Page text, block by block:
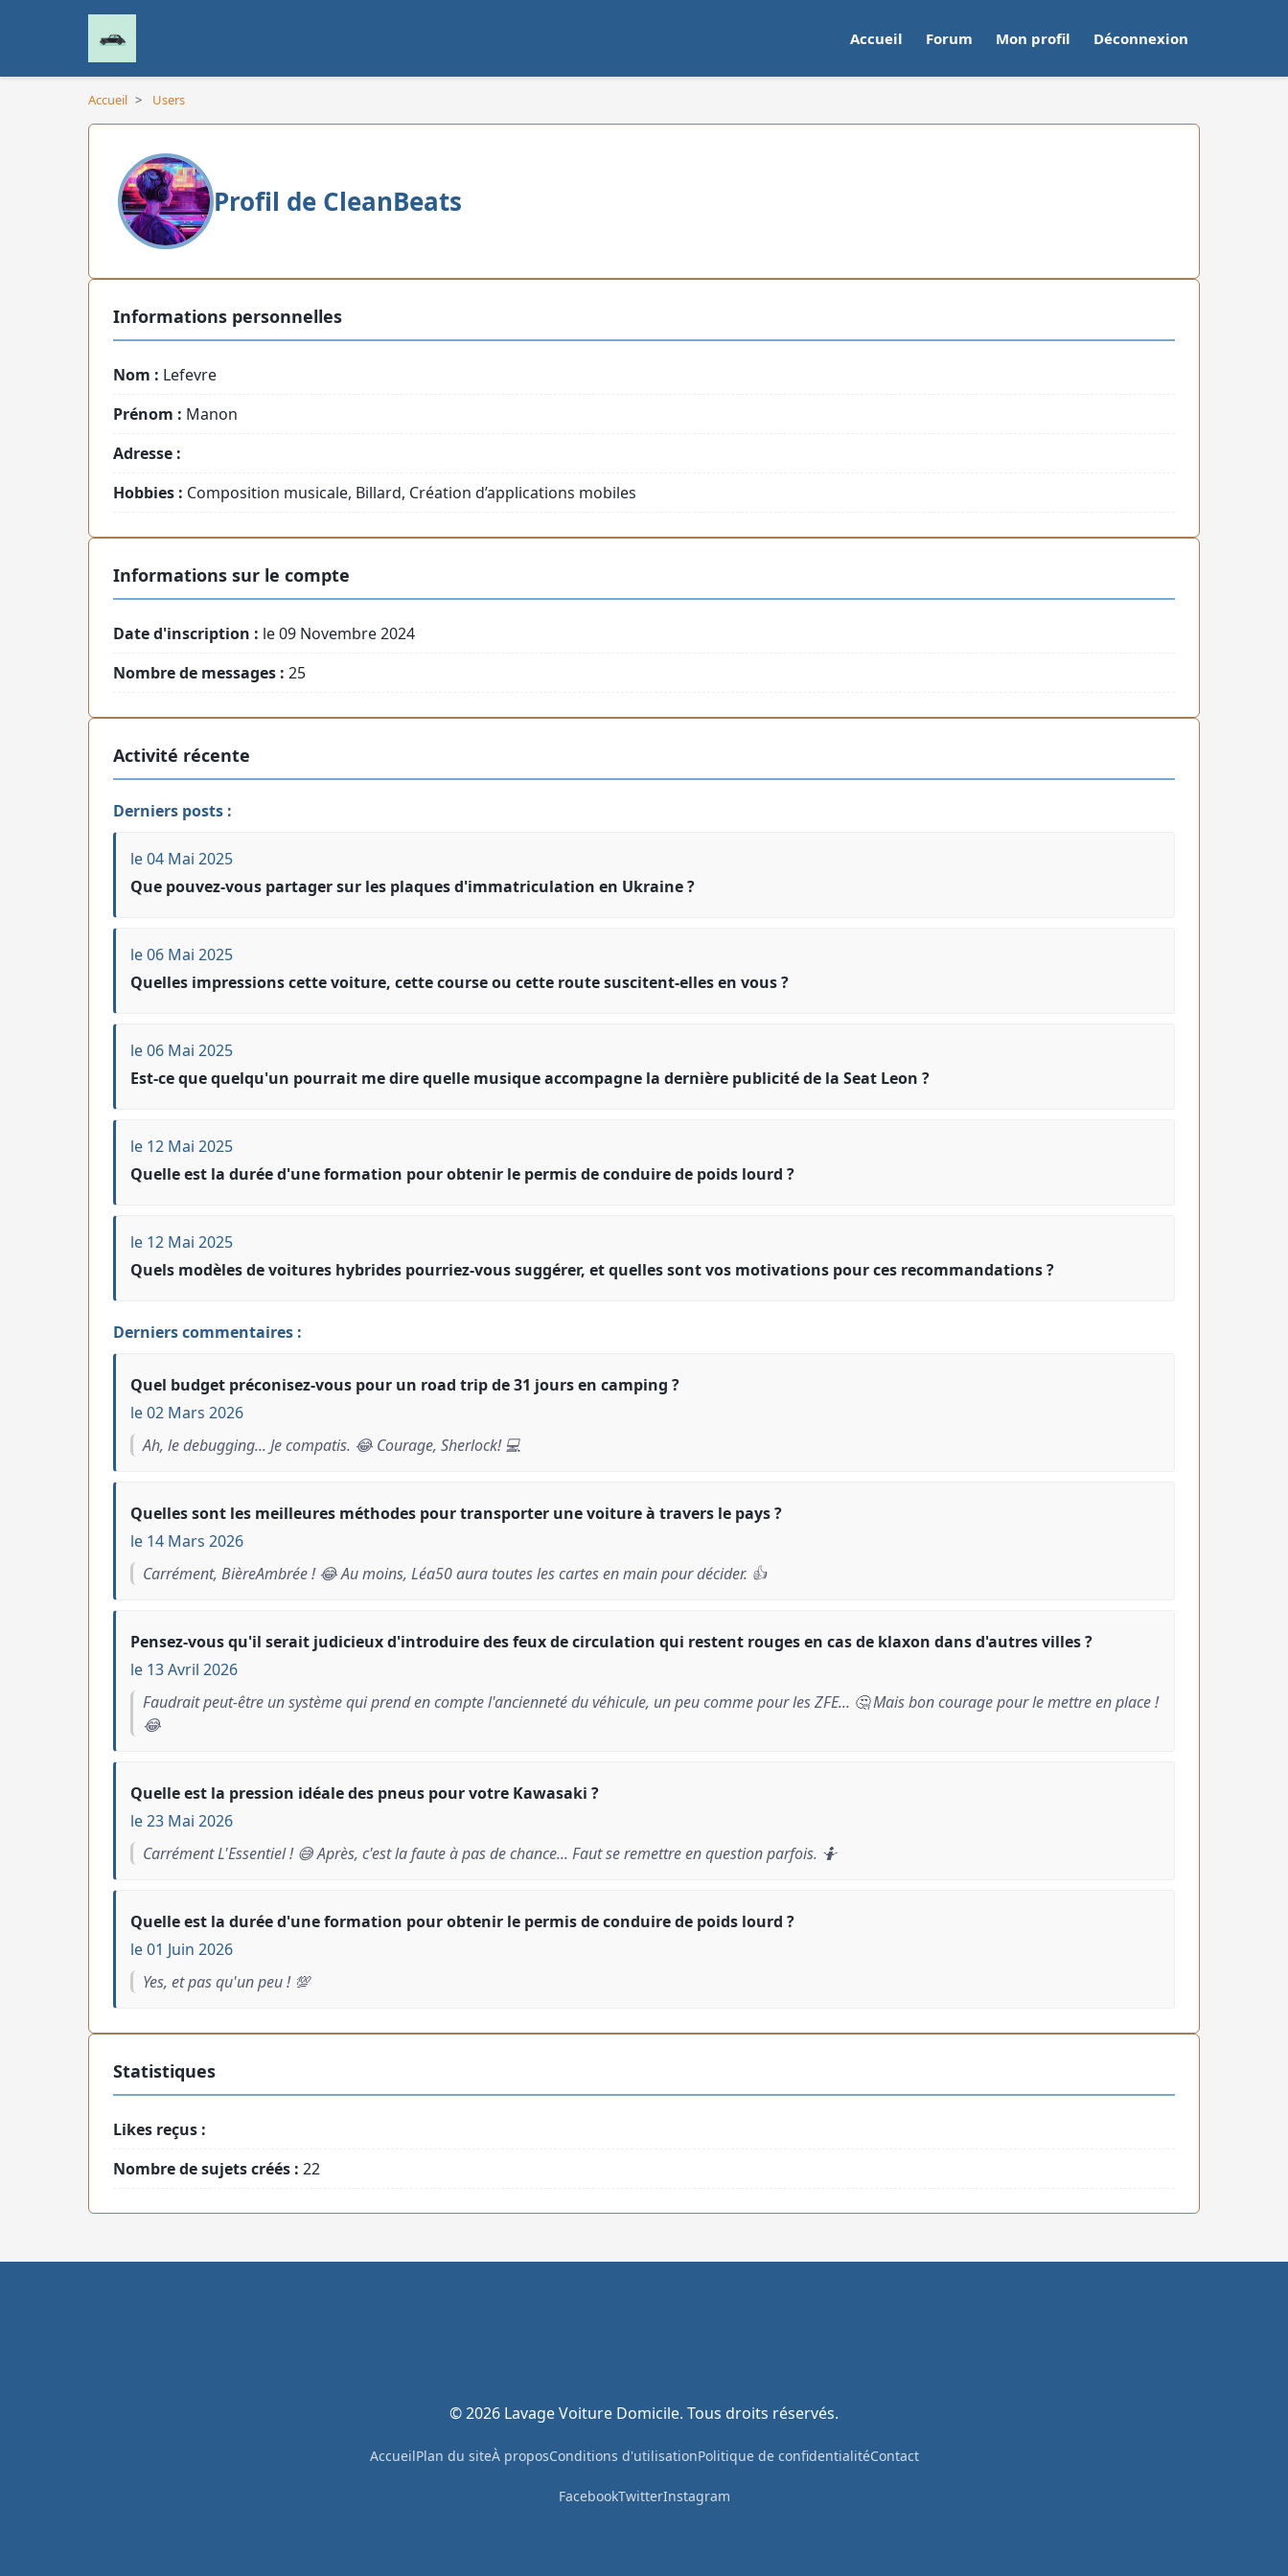
Accueil Forum Mon profil Déconnexion
Accueil > Users
Profil de CleanBeats
Informations personnelles
Nom : Lefevre
Prénom : Manon
Adresse :
Hobbies : Composition musicale, Billard, Création d’applications mobiles
Informations sur le compte
Date d'inscription : le 09 Novembre 2024
Nombre de messages : 25
Activité récente
Derniers posts :
le 04 Mai 2025
Que pouvez-vous partager sur les plaques d'immatriculation en Ukraine ?
le 06 Mai 2025
Quelles impressions cette voiture, cette course ou cette route suscitent-elles en vous ?
le 06 Mai 2025
Est-ce que quelqu'un pourrait me dire quelle musique accompagne la dernière publicité de la Seat Leon ?
le 12 Mai 2025
Quelle est la durée d'une formation pour obtenir le permis de conduire de poids lourd ?
le 12 Mai 2025
Quels modèles de voitures hybrides pourriez-vous suggérer, et quelles sont vos motivations pour ces recommandations ?
Derniers commentaires :
Quel budget préconisez-vous pour un road trip de 31 jours en camping ?
le 02 Mars 2026
Ah, le debugging... Je compatis. 😂 Courage, Sherlock! 💻
Quelles sont les meilleures méthodes pour transporter une voiture à travers le pays ?
le 14 Mars 2026
Carrément, BièreAmbrée ! 😂 Au moins, Léa50 aura toutes les cartes en main pour décider. 👍
Pensez-vous qu'il serait judicieux d'introduire des feux de circulation qui restent rouges en cas de klaxon dans d'autres villes ?
le 13 Avril 2026
Faudrait peut-être un système qui prend en compte l'ancienneté du véhicule, un peu comme pour les ZFE... 🤔 Mais bon courage pour le mettre en place !
😂
Quelle est la pression idéale des pneus pour votre Kawasaki ?
le 23 Mai 2026
Carrément L'Essentiel ! 😅 Après, c'est la faute à pas de chance... Faut se remettre en question parfois. 🤷
Quelle est la durée d'une formation pour obtenir le permis de conduire de poids lourd ?
le 01 Juin 2026
Yes, et pas qu'un peu ! 💯
Statistiques
Likes reçus :
Nombre de sujets créés : 22
© 2026 Lavage Voiture Domicile. Tous droits réservés.
AccueilPlan du siteÀ proposConditions d'utilisationPolitique de confidentialitéContact
FacebookTwitterInstagram